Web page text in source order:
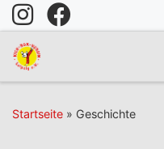
Zum Inhalt springen
Startseite » Geschichte